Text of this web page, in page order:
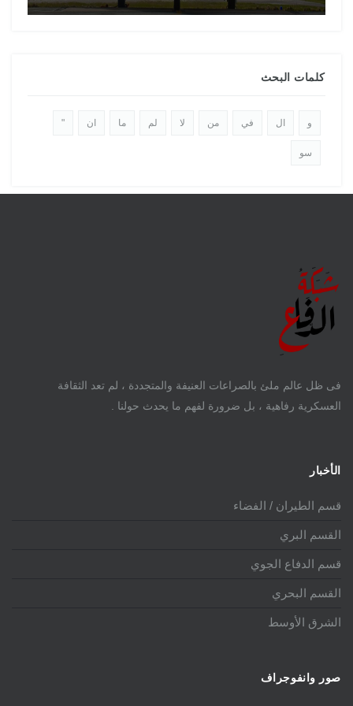
كلمات البحث
و ال في من لا لم ما ان "
سو
فى ظل عالم ملئ بالصراعات العنيفة والمتجددة ، لم تعد الثقافة
العسكرية رفاهية ، بل ضرورة لفهم ما يحدث حولنا .
الأخبار
قسم الطيران / الفضاء
القسم البري
قسم الدفاع الجوي
القسم البحري
الشرق الأوسط
صور وانفوجراف